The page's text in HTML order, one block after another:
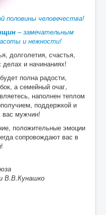
половины человечества!
– замечательным
и нежности!
долголетия, счастья,
делах и начинаниях!
полна радости,
а семейный очаг,
наполнен теплом
поддержкой и
мужчин!
положительные эмоции
сопровождают вас в
В.В.Кунашко